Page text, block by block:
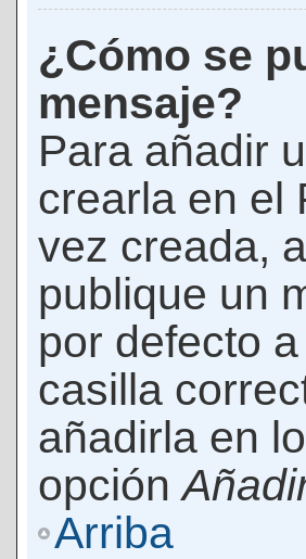
¿Cómo se
mensaje?
Para añadir
crearla en el
vez creada,
publique un
por defecto
casilla
añadirla en
opción
Arriba